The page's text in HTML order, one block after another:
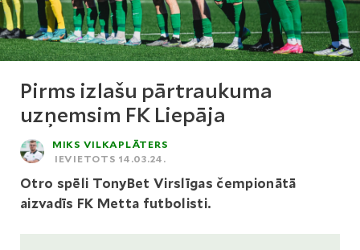
Pirms izlašu pārtraukuma
uzņemsim FK Liepāja
MIKS VILKAPLĀTERS
IEVIETOTS 14.03.24.
Otro spēli TonyBet Virslīgas čempionātā
aizvadīs FK Metta futbolisti.